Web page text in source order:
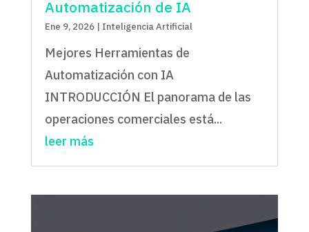
Automatización de IA
Ene 9, 2026| Inteligencia Artificial
Mejores Herramientas de
Automatización con IA
INTRODUCCIÓN El panorama de las
operaciones comerciales está...
leer más